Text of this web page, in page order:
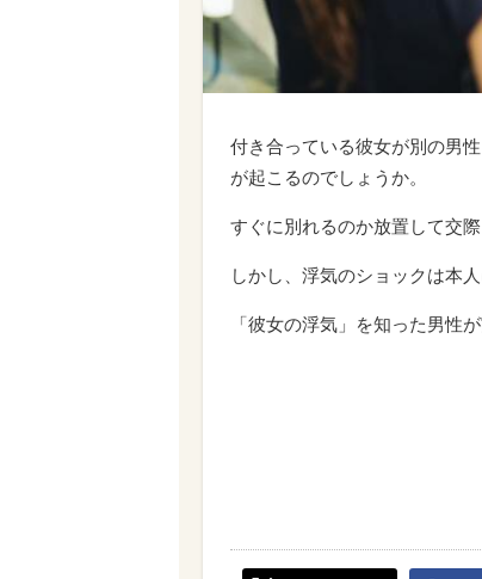
付き合っている彼女が別の男
が起こるのでしょうか。
すぐに別れるのか放置して交
しかし、浮気のショックは本
「彼女の浮気」を知った男性